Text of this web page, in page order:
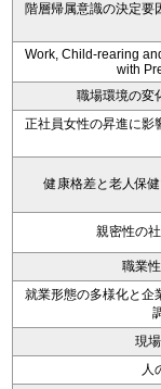
階層帰属意識の決定要
Work, Child-rearing
with
職場環境の変
正社員女性の昇進に影
健康格差と老人保
親密性の
職業
就業形態の多様化と企
現
人